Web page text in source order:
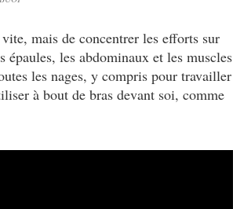
mais de concentrer les efforts sur
les abdominaux et les muscles
les nages, y compris pour travailler
à bout de bras devant soi, comme